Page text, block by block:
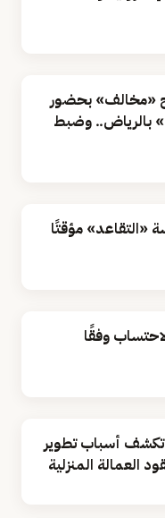
«مخالف» بحضور
بالرياض.. وضبط
«التقاعد» مؤقتًا
الاحتساب وفقًا
تكشف أسباب تطوير